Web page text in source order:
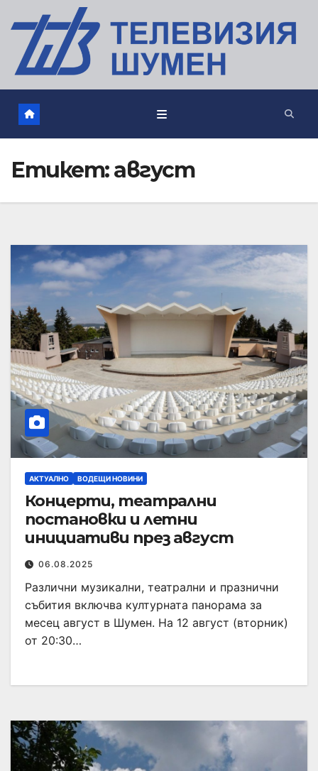
Етикет:август
АКТУАЛНО ВОДЕЩИ НОВИНИ
Концерти, театрални
постановки и летни
инициативи през август
06.08.2025
Различни музикални, театрални и празнични
събития включва културната панорама за
месец август в Шумен. На 12 август (вторник)
от 20:30…